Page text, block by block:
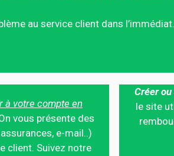
au service client dans
à votre compte en
vous présente des
e-mail..)
client. Suivez notre
Créer
le site